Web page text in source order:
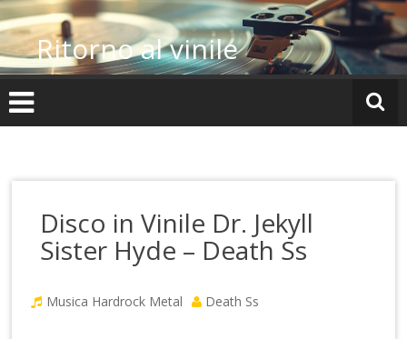
Vai
al
contenutoRitorno al vinile
Disco in Vinile Dr. Jekyll
Sister Hyde – Death Ss
Musica Hardrock Metal Death Ss